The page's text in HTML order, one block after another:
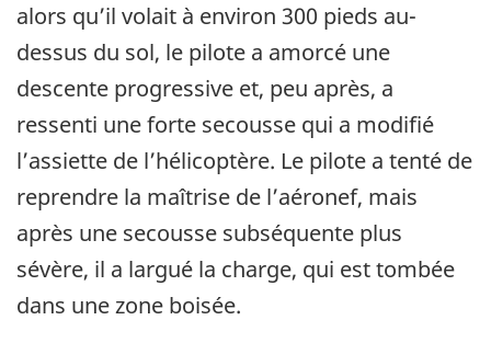
alors qu’il volait à environ 300 pieds au-
dessus du sol, le pilote a amorcé une
descente progressive et, peu après, a
ressenti une forte secousse qui a modifié
l’assiette de l’hélicoptère. Le pilote a tenté de
reprendre la maîtrise de l’aéronef, mais
après une secousse subséquente plus
sévère, il a largué la charge, qui est tombée
dans une zone boisée.